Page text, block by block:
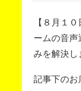
【８月１
ームの音声
みを解決し
記事下のお